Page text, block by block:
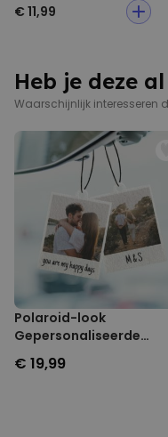
€ 11,99
Heb je deze
Waarschijnlijk interesseren
Polaroid-look
Gepersonaliseerde
Geurhanger set van 2
€ 19,99